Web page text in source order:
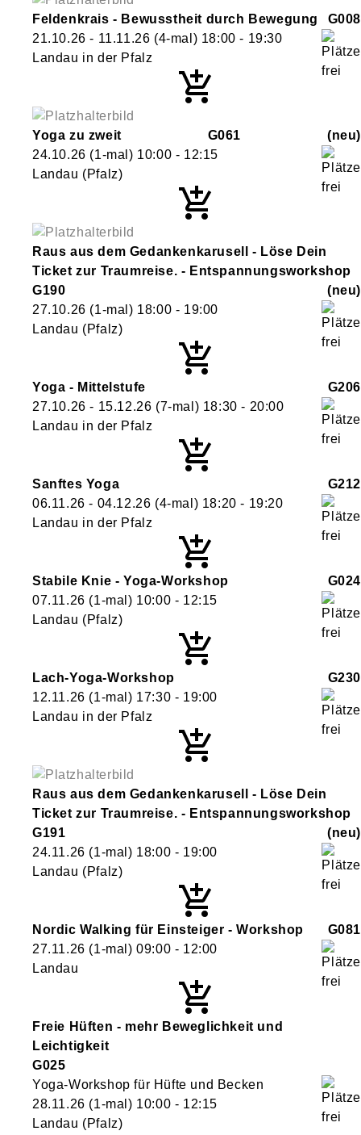
Feldenkrais - Bewusstheit durch Bewegung
G008
21.10.26 - 11.11.26 (4-mal) 18:00 - 19:30
Landau in der Pfalz
Yoga zu zweit G061
neu
24.10.26 (1-mal) 10:00 - 12:15
Landau (Pfalz)
Raus aus dem Gedankenkarusell - Löse Dein
Ticket zur Traumreise. - Entspannungsworkshop
G190
neu
27.10.26 (1-mal) 18:00 - 19:00
Landau (Pfalz)
Yoga - Mittelstufe
G206
27.10.26 - 15.12.26 (7-mal) 18:30 - 20:00
Landau in der Pfalz
Sanftes Yoga
G212
06.11.26 - 04.12.26 (4-mal) 18:20 - 19:20
Landau in der Pfalz
Stabile Knie - Yoga-Workshop
G024
07.11.26 (1-mal) 10:00 - 12:15
Landau (Pfalz)
Lach-Yoga-Workshop
G230
12.11.26 (1-mal) 17:30 - 19:00
Landau in der Pfalz
Raus aus dem Gedankenkarusell - Löse Dein
Ticket zur Traumreise. - Entspannungsworkshop
G191
neu
24.11.26 (1-mal) 18:00 - 19:00
Landau (Pfalz)
Nordic Walking für Einsteiger - Workshop
G081
27.11.26 (1-mal)09:00 - 12:00
Landau
Freie Hüften - mehr Beweglichkeit und
Leichtigkeit
G025
Yoga-Workshop für Hüfte und Becken
28.11.26 (1-mal) 10:00 - 12:15
Landau (Pfalz)